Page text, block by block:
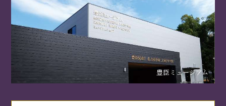
豊臣ミュージアム